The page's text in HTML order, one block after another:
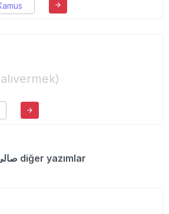
salıvermek - صالی‌ویرمك diğer yazımlar